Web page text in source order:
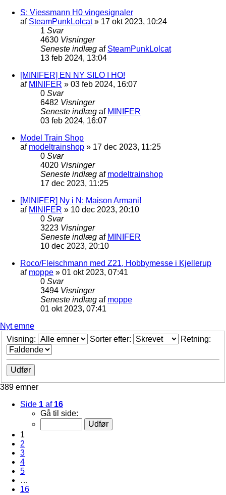
S: Viessmann H0 vingesignaler
af SteamPunkLolcat» 17 okt 2023, 10:24
1 Svar
4630 Visninger
Seneste indlæg af SteamPunkLolcat
13 feb 2024, 13:04
[MINIFER] EN NY SILO I HO!
af MINIFER » 03 feb 2024, 16:07
0 Svar
6482 Visninger
Seneste indlæg af MINIFER
03 feb 2024, 16:07
Model Train Shop
af modeltrainshop » 17 dec 2023, 11:25
0 Svar
4020 Visninger
Seneste indlæg af modeltrainshop
17 dec 2023, 11:25
[MINIFER] Ny i N: Maison Armani!
af MINIFER » 10 dec 2023, 20:10
0 Svar
3223 Visninger
Seneste indlæg af MINIFER
10 dec 2023, 20:10
Roco/Fleischmann med Z21, Hobbymesse i Kjellerup
af moppe » 01 okt 2023, 07:41
0 Svar
3494 Visninger
Seneste indlæg af moppe
01 okt 2023, 07:41
Nyt emne
Visning:
Sorter efter: Retning:
389 emner
Side 1 af 16
Gå til side:
1
2
3
4
5
…
16